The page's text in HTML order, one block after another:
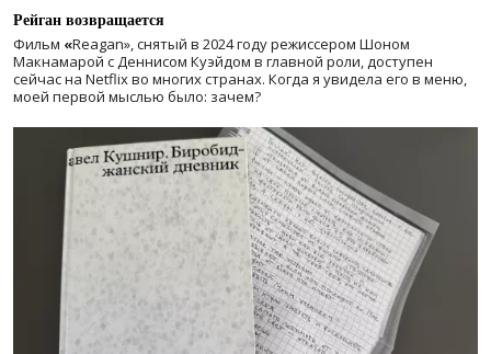
Рейган возвращается
Фильм «Reagan», снятый в 2024 годурежиссером Шоном
Макнамарой с Деннисом Куэйдом в главной роли, доступен
сейчас на Netflix во многих странах. Когда я увидела его в меню,
моей первой мыслью было: зачем?